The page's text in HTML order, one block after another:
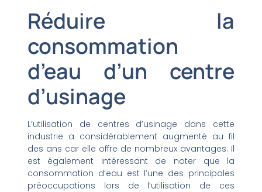
Réduire la
consommation
d’eau d’un centre
d’usinage
L’utilisation de centres d’usinage dans cette
industrie a considérablement augmenté au fil
des ans car elle offre de nombreux avantages. Il
est également intéressant de noter que la
consommation d’eau est l’une des principales
préoccupations lors de l’utilisation de ces